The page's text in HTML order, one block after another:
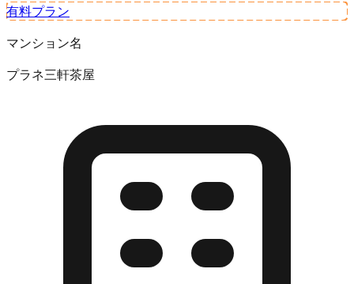
有料プラン
マンション名
プラネ三軒茶屋